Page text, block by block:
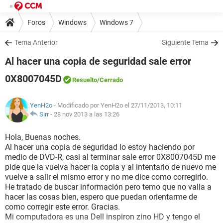
Foros Windows Windows 7
Tema Anterior Siguiente Tema
Al hacer una copia de seguridad sale error
0X8007045D
Resuelto/Cerrado
YenH2o - Modificado por YenH2o el 27/11/2013, 10:11
Sirr- 28 nov 2013 a las 13:26
Hola, Buenas noches.
Al hacer una copia de seguridad lo estoy haciendo por
medio de DVD-R, casi al terminar sale error 0X8007045D me
pide que la vuelva hacer la copia y al intentarlo de nuevo me
vuelve a salir el mismo error y no me dice como corregirlo.
He tratado de buscar información pero temo que no valla a
hacer las cosas bien, espero que puedan orientarme de
como corregir este error. Gracias.
Mi computadora es una Dell inspiron zino HD y tengo el